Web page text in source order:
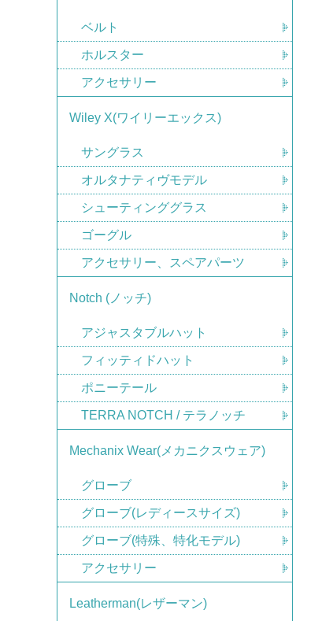
ベルト
ホルスター
アクセサリー
Wiley X(ワイリーエックス)
サングラス
オルタナティヴモデル
シューティンググラス
ゴーグル
アクセサリー、スペアパーツ
Notch (ノッチ)
アジャスタブルハット
フィッティドハット
ポニーテール
TERRA NOTCH / テラノッチ
Mechanix Wear(メカニクスウェア)
グローブ
グローブ(レディースサイズ)
グローブ(特殊、特化モデル)
アクセサリー
Leatherman(レザーマン)